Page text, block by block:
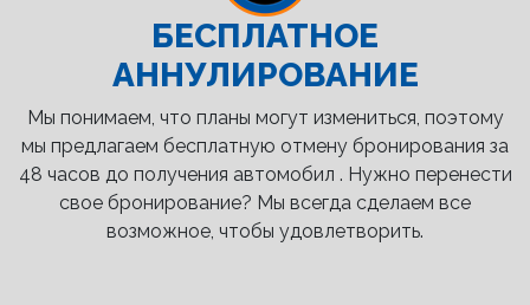
БЕСПЛАТНОЕ
АННУЛИРОВАНИЕ
Мы понимаем, что планы могут измениться, поэтому
мы предлагаем бесплатную отмену бронирования за
48 часов до получения автомобил . Нужно перенести
свое бронирование? Мы всегда сделаем все
возможное, чтобы удовлетворить.